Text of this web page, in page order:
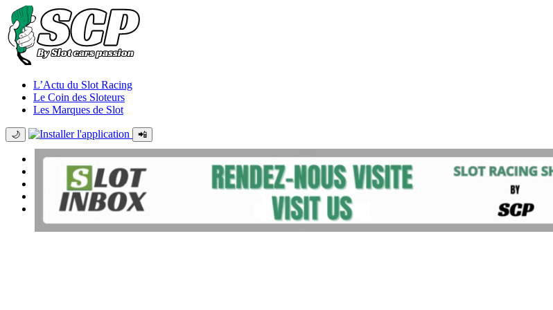
L’Actu du Slot Racing
Le Coin des Sloteurs
Les Marques de Slot
🌙 📲